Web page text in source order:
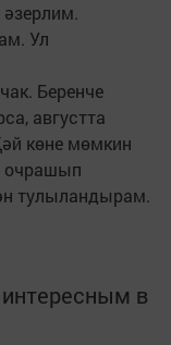
Ул
Беренче
августта
көне мөмкин
очрашып
тулыландырам.
в